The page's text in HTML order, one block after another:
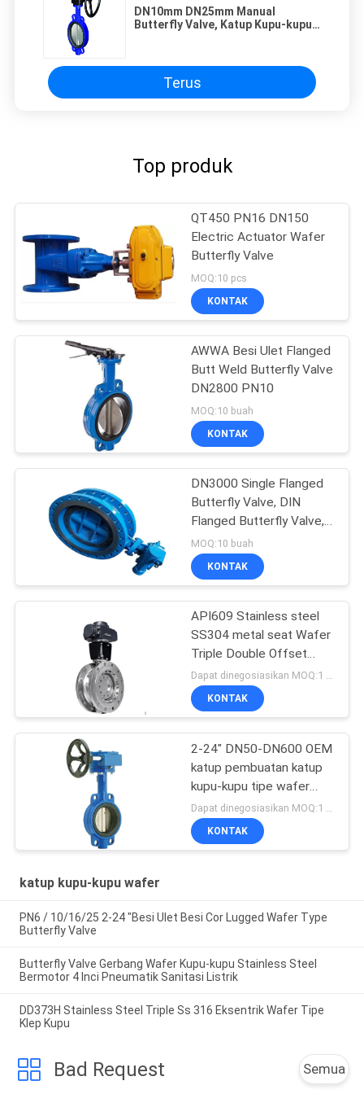
DN10mm DN25mm Manual
Butterfly Valve, Katup Kupu-kupu
Terus
Top produk
QT450 PN16 DN150
Electric Actuator Wafer
Butterfly Valve
MOQ:10 pcs
KONTAK
AWWA Besi Ulet Flanged
Butt Weld Butterfly Valve
DN2800 PN10
MOQ:10 buah
KONTAK
DN3000 Single Flanged
Butterfly Valve, DIN
Flanged Butterfly Valve,
15.2MPa Ductile Iron
Butterfly Valve
MOQ:10 buah
KONTAK
API609 Stainless steel
SS304 metal seat Wafer
Triple Double Offset
Eccentric Butterfly ValveDapat dinegosiasikan MOQ:1 buah
KONTAK
2-24" DN50-DN600 OEM
katup pembuatan katup
kupu-kupu tipe wafer
besi ulet
Dapat dinegosiasikan MOQ:1 buah
KONTAK
katup kupu-kupu wafer
PN6 / 10/16/25 2-24 "Besi Ulet Besi Cor Lugged Wafer Type
Butterfly Valve
Butterfly Valve Gerbang Wafer Kupu-kupu Stainless Steel
Bermotor 4 Inci Pneumatik Sanitasi Listrik
DD373H Stainless Steel Triple Ss 316 Eksentrik Wafer Tipe
Klep Kupu
Bad Request Semua